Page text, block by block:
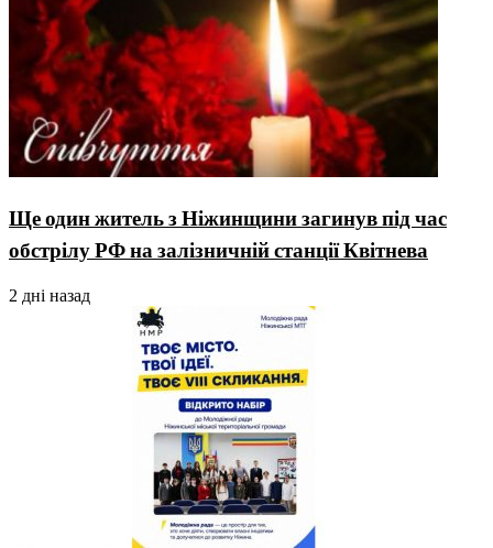
Ще один житель з Ніжинщини загинув під час
обстрілу РФ на залізничній станції Квітнева
2 дні назад